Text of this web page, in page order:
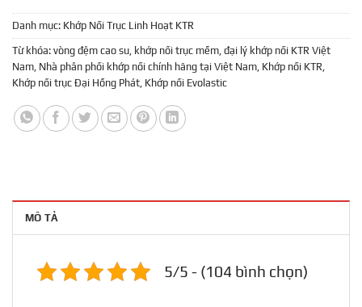
Danh mục: Khớp Nối Trục Linh Hoạt KTR
Từ khóa: vòng đệm cao su khớp nối trục mềm đại lý khớp nối KTR Việt
Nam Nhà phân phối khớp nối chính hãng tại Việt Nam Khớp nối KTR
Khớp nối trục Đại Hồng Phát Khớp nối Evolastic
MÔ TẢ
5/5 - (104 bình chọn)